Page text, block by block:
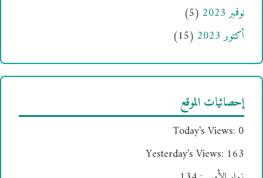
نوفمبر 2023
(5)
أكتوبر 2023
(15)
إحصائيات الموقع
Today's Views: 0
Yesterday's Views: 163